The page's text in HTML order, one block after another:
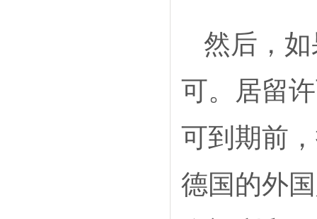
然后，
可。居留
可到期前
德国的外